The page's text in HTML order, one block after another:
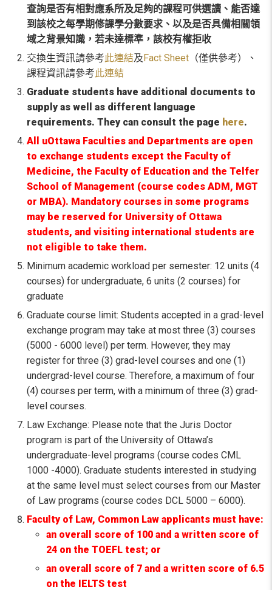
查詢是否有相對應系所及足夠的課程可供選讀、能否達
到該校之每學期修課學分數要求、以及是否具備相關領
域之背景知識，若未達標準，該校有權拒收
交換生資訊請參考此連結及Fact Sheet （僅供參考）、
課程資訊請參考此連結
Graduate students have additional documents to
supply as well as different language
requirements. They can consult the page here.
All uOttawa Faculties and Departments are open
to exchange students except the Faculty of
Medicine, the Faculty of Education and the Telfer
School of Management (course codes ADM, MGT
or MBA). Mandatory courses in some programs
may be reserved for University of Ottawa
students, and visiting international students are
not eligible to take them.
Minimum academic workload per semester: 12 units (4
courses) for undergraduate, 6 units (2 courses) for
graduate
Graduate course limit: Students accepted in a grad-level
exchange program may take at most three (3) courses
(5000 - 6000 level) per term. However, they may
register for three (3) grad-level courses and one (1)
undergrad-level course. Therefore, a maximum of four
(4) courses per term, with a minimum of three (3) grad-
level courses.
Law Exchange: Please note that the Juris Doctor
program is part of the University of Ottawa’s
undergraduate-level programs (course codes CML
1000 -4000). Graduate students interested in studying
at the same level must select courses from our Master
of Law programs (course codes DCL 5000 – 6000).
Faculty of Law, Common Law applicants must have:
an overall score of 100 and a written score of
24 on the TOEFL test; or
an overall score of 7 and a written score of 6.5
on the IELTS test